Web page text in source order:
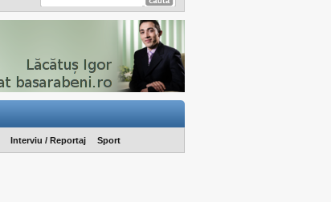
Interviu / Reportaj Sport